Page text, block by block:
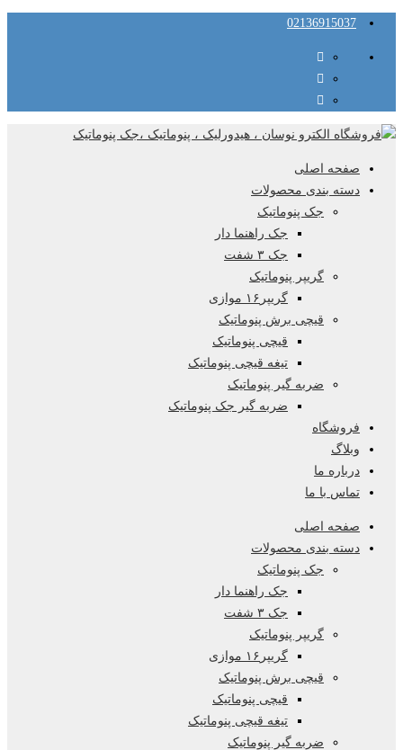
02136915037
صفحه اصلی
دسته بندی محصولات
جک پنوماتیک
جک راهنما دار
جک ۳ شفت
گریپر پنوماتیک
گریپر۱۶ موازی
قیچی برش پنوماتیک
قیچی پنوماتیک
تیغه قیچی پنوماتیک
ضربه گیر پنوماتیک
ضربه گیر جک پنوماتیک
فروشگاه
وبلاگ
درباره ما
تماس با ما
صفحه اصلی
دسته بندی محصولات
جک پنوماتیک
جک راهنما دار
جک ۳ شفت
گریپر پنوماتیک
گریپر۱۶ موازی
قیچی برش پنوماتیک
قیچی پنوماتیک
تیغه قیچی پنوماتیک
ضربه گیر پنوماتیک